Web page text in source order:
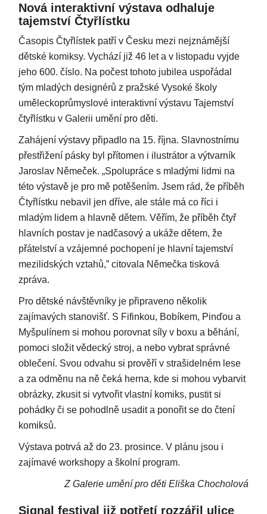
Nová interaktivní výstava odhaluje
tajemství Čtyřlístku
Časopis Čtyřlístek patří v Česku mezi nejznámější
dětské komiksy. Vychází již 46 let a v listopadu vyjde
jeho 600. číslo. Na počest tohoto jubilea uspořádal
tým mladých designérů z pražské Vysoké školy
uměleckoprůmyslové interaktivní výstavu Tajemství
čtyřlístku v Galerii umění pro děti.
Zahájení výstavy připadlo na 15. října. Slavnostnímu
přestřižení pásky byl přítomen i ilustrátor a výtvarník
Jaroslav Němeček. „Spolupráce s mladými lidmi na
této výstavě je pro mě potěšením. Jsem rád, že příběh
Čtyřlístku nebavil jen dříve, ale stále má co říci i
mladým lidem a hlavně dětem. Věřím, že příběh čtyř
hlavních postav je nadčasový a ukáže dětem, že
přátelství a vzájemné pochopení je hlavní tajemství
mezilidských vztahů,” citovala Němečka tisková
zpráva.
Pro dětské návštěvníky je připraveno několik
zajímavých stanovišť. S Fifinkou, Bobíkem, Pinďou a
Myšpulínem si mohou porovnat síly v boxu a běhání,
pomoci složit vědecký stroj, a nebo vybrat správné
oblečení. Svou odvahu si prověří v strašidelném lese
a za odměnu na ně čeká herna, kde si mohou vybarvit
obrázky, zkusit si vytvořit vlastní komiks, pustit si
pohádky či se pohodlně usadit a ponořit se do čtení
komiksů.
Výstava potrvá až do 23. prosince. V plánu jsou i
zajímavé workshopy a školní program.
Z Galerie umění pro děti Eliška Chocholová
Signal festival již potřetí rozzářil ulice